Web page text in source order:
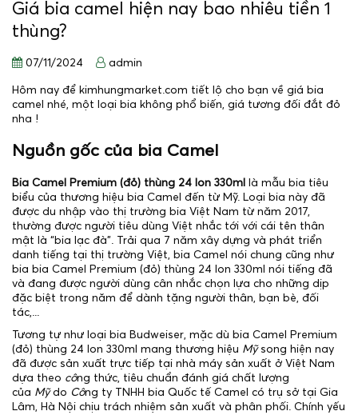
Giá bia camel hiện nay bao nhiêu tiền 1
thùng?
07/11/2024 admin
Hôm nay để kimhungmarket.com tiết lộ cho bạn về giá bia
camel nhé, một loại bia không phổ biến, giá tương đối đắt đỏ
nha !
Nguồn gốc của bia Camel
Bia Camel Premium (đỏ) thùng 24 lon 330ml
là mẫu bia tiêu
biểu của thương hiệu bia Camel đến từ Mỹ. Loại bia này đã
được du nhập vào thị trường bia Việt Nam từ năm 2017,
thường được người tiêu dùng Việt nhắc tới với cái tên thân
mật là “bia lạc đà”. Trải qua 7 năm xây dựng và phát triển
danh tiếng tại thị trường Việt, bia Camel nói chung cũng như
bia bia Camel Premium (đỏ) thùng 24 lon 330ml nói tiếng đã
và đang được người dùng cân nhắc chọn lựa cho những dịp
đặc biệt trong năm để dành tặng người thân, bạn bè, đối
tác,...
Tương tự như loại bia Budweiser, mặc dù bia Camel Premium
(đỏ) thùng 24 lon 330ml mang thương hiệu Mỹ song hiện nay
đã được sản xuất trực tiếp tại nhà máy sản xuất ở Việt Nam
dựa theo công thức, tiêu chuẩn đánh giá chất lượng
của Mỹdo Công ty TNHH bia Quốc tế Camel có trụ sở tại Gia
Lâm, Hà Nội chịu trách nhiệm sản xuất và phân phối. Chính yếu